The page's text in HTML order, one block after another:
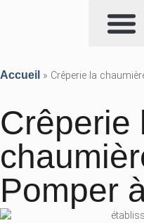
Accueil » Crêperie la
Crêperie
Pomper